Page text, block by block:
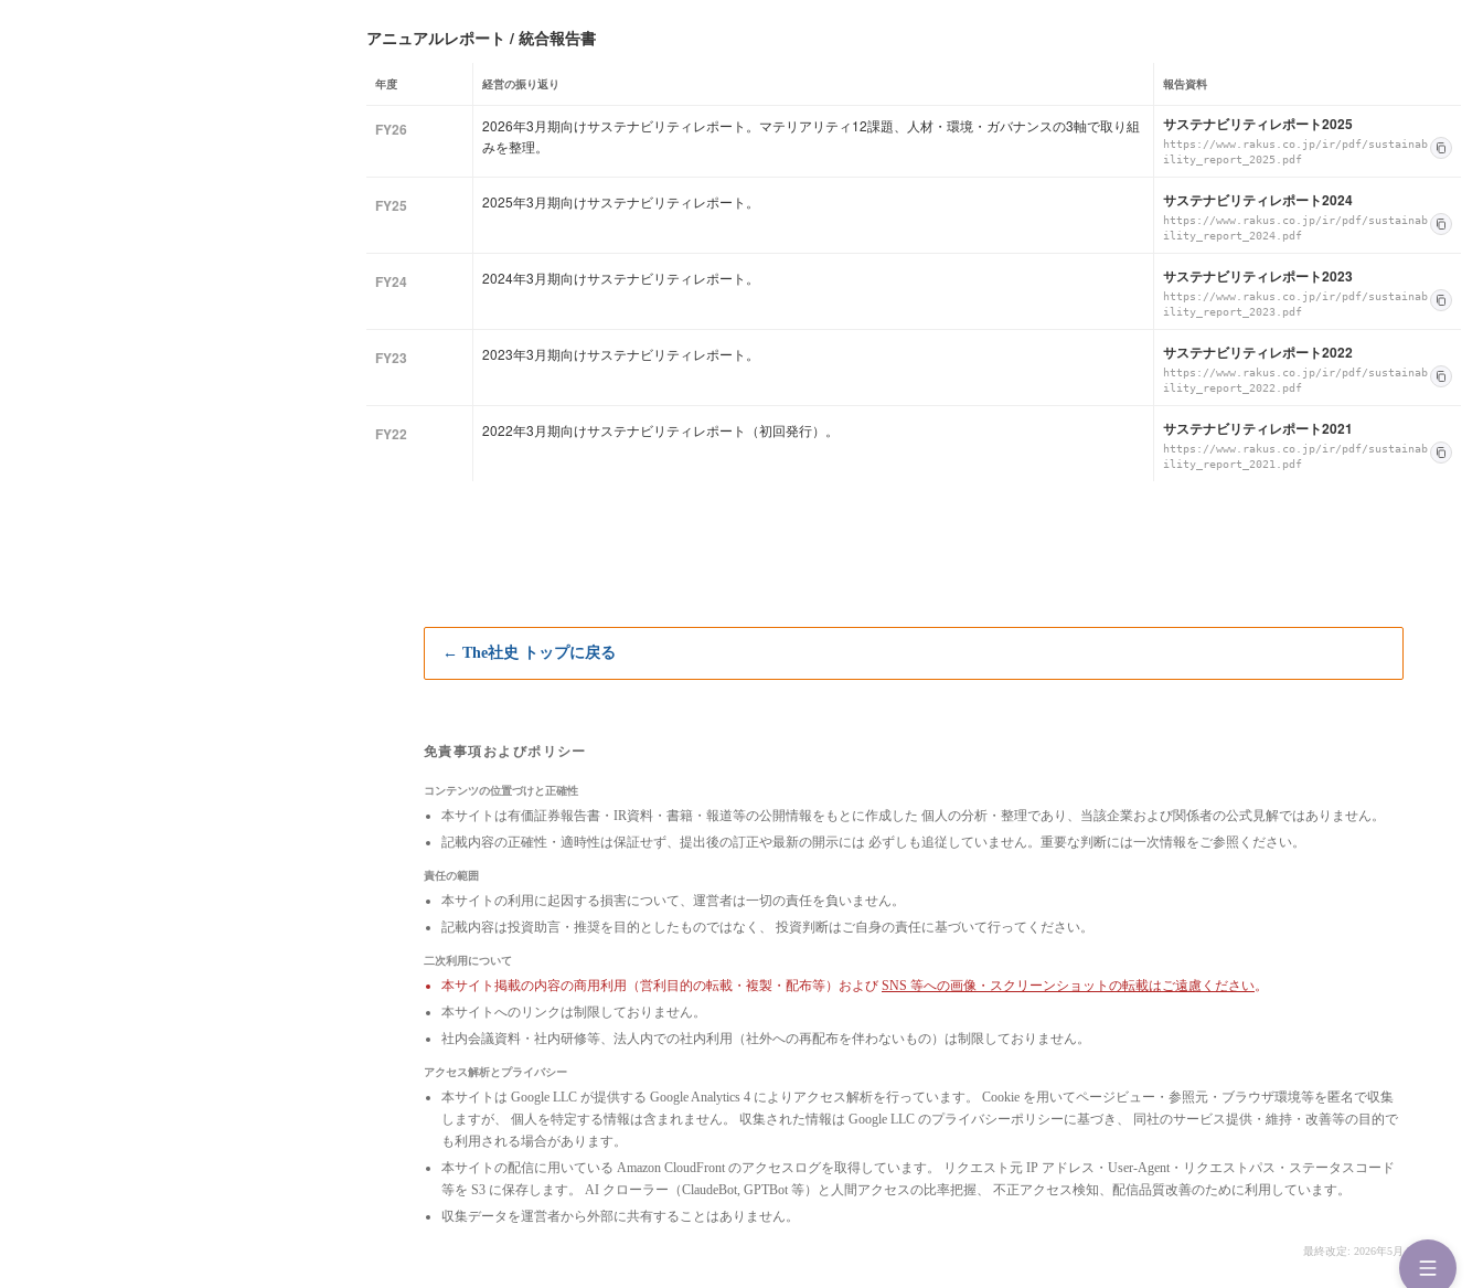
アニュアルレポート / 統合報告書
年度 経営の振り返り 報告資料
FY26
2026年3月期向けサステナビリティレポート。マテリアリティ12課題、人材・環境・ガバナンスの3軸で取り組
みを整理。
サステナビリティレポート2025
https://www.rakus.co.jp/ir/pdf/sustainab
ility_report_2025.pdf
FY25 2025年3月期向けサステナビリティレポート。 サステナビリティレポート2024
https://www.rakus.co.jp/ir/pdf/sustainab
ility_report_2024.pdf
FY24 2024年3月期向けサステナビリティレポート。 サステナビリティレポート2023
https://www.rakus.co.jp/ir/pdf/sustainab
ility_report_2023.pdf
FY23 2023年3月期向けサステナビリティレポート。 サステナビリティレポート2022
https://www.rakus.co.jp/ir/pdf/sustainab
ility_report_2022.pdf
FY22 2022年3月期向けサステナビリティレポート（初回発行）。 サステナビリティレポート2021
https://www.rakus.co.jp/ir/pdf/sustainab
ility_report_2021.pdf
← The社史 トップに戻る
免責事項およびポリシー
コンテンツの位置づけと正確性
本サイトは有価証券報告書・IR資料・書籍・報道等の公開情報をもとに作成した 個人の分析・整理であり、当該企業および関係者の公式見解ではありません。
記載内容の正確性・適時性は保証せず、提出後の訂正や最新の開示には 必ずしも追従していません。重要な判断には一次情報をご参照ください。
責任の範囲
本サイトの利用に起因する損害について、運営者は一切の責任を負いません。
記載内容は投資助言・推奨を目的としたものではなく、 投資判断はご自身の責任に基づいて行ってください。
二次利用について
本サイト掲載の内容の商用利用（営利目的の転載・複製・配布等）および SNS 等への画像・スクリーンショットの転載はご遠慮ください。
本サイトへのリンクは制限しておりません。
社内会議資料・社内研修等、法人内での社内利用（社外への再配布を伴わないもの）は制限しておりません。
アクセス解析とプライバシー
本サイトは Google LLC が提供する Google Analytics 4 によりアクセス解析を行っています。 Cookie を用いてページビュー・参照元・ブラウザ環境等を匿名で収集
しますが、 個人を特定する情報は含まれません。 収集された情報は Google LLC のプライバシーポリシーに基づき、 同社のサービス提供・維持・改善等の目的で
も利用される場合があります。
本サイトの配信に用いている Amazon CloudFront のアクセスログを取得しています。 リクエスト元 IP アドレス・User-Agent・リクエストパス・ステータスコード
等を S3 に保存します。 AI クローラー（ClaudeBot, GPTBot 等）と人間アクセスの比率把握、 不正アクセス検知、配信品質改善のために利用しています。
収集データを運営者から外部に共有することはありません。
最終改定: 2026年5月